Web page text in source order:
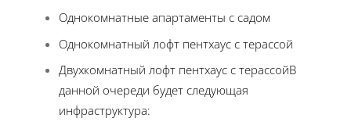
Однокомнатные апартаменты с садом
Однокомнатный лофт пентхаус с терассой
Двухкомнатный лофт пентхаус с терассойВ
данной очереди будет следующая
инфраструктура: